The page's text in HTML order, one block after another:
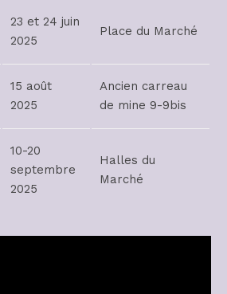
23 et 24 juin
2025
Place du Marché
15 août
2025
Ancien carreau
de mine 9-9bis
10-20
septembre
2025
Halles du
Marché